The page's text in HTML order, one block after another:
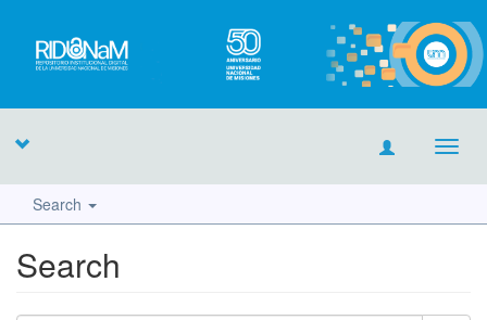
Search
Search